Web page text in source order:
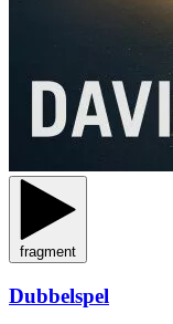
fragment
Dubbelspel